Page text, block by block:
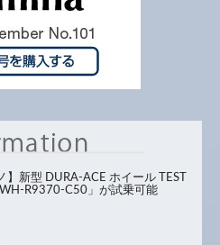
】新型 DURA-ACE ホイール TEST
R9370-C50」が試乗可能